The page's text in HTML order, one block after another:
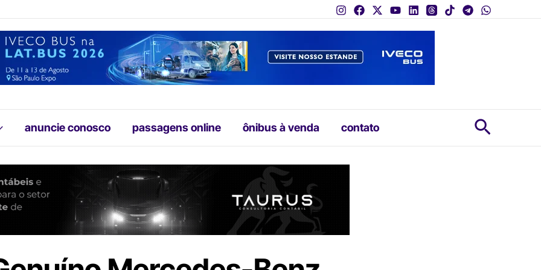
anuncie conosco passagens online ônibus à venda contato